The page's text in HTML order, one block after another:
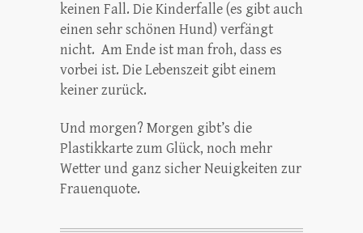
keinen Fall. Die Kinderfalle (es gibt auch
einen sehr schönen Hund) verfängt
nicht. Am Ende ist man froh, dass es
vorbei ist. Die Lebenszeit gibt einem
keiner zurück.
Und morgen? Morgen gibt’s die
Plastikkarte zum Glück, noch mehr
Wetter und ganz sicher Neuigkeiten zur
Frauenquote.